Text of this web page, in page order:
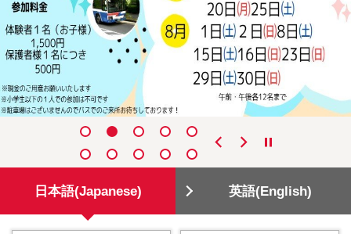
日本語(Japanese) 英語(English)